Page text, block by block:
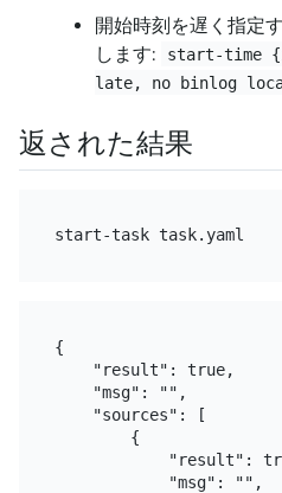
開始時刻を遅く指定
します:
start-time
late, no binlog
返された結果
{
    "result": true,
    "msg": "",
    "sources": [
        {
"result":
            "msg": "",